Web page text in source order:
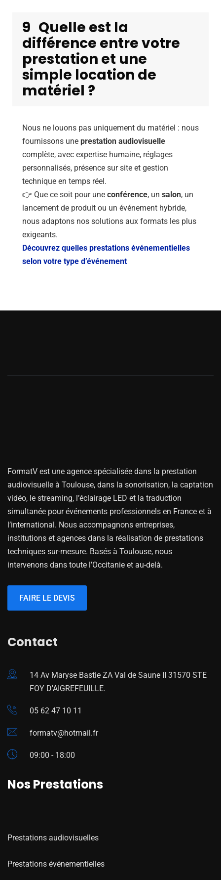
9 Quelle est la
différence entre votre
prestation et une
simple location de
matériel ?
Nous ne louons pas uniquement du matériel : nous
fournissons une prestation audiovisuelle
complète, avec expertise humaine, réglages
personnalisés, présence sur site et gestion
technique en temps réel.
👉 Que ce soit pour une conférence, un salon, un
lancement de produit ou un événement hybride,
nous adaptons nos solutions aux formats les plus
exigeants.
Découvrez quelles prestations événementielles
selon votre type d’événement
FormatV est une agence spécialisée dans la prestation
audiovisuelle à Toulouse, dans la sonorisation, la captation
vidéo, le streaming, l’éclairage LED et la traduction
simultanée pour événements professionnels en France et à
l’international. Nous accompagnons entreprises,
institutions et agences dans la réalisation de prestations
techniques sur-mesure. Basés à Toulouse, nous
intervenons dans toute l’Occitanie et au-delà.
FAIRE LE DEVIS
Contact
14 Av Maryse Bastie ZA Val de Saune II 31570 STE
FOY D'AIGREFEUILLE.
05 62 47 10 11
formatv@hotmail.fr
09:00 - 18:00
Nos Prestations
Prestations audiovisuelles
Prestations événementielles